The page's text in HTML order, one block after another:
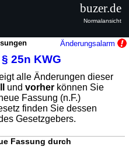
Änderungsalarm
§ 25n KWG
alle Änderungen dieser
undvorher können Sie
Fassung (n.F.)
finden Sie dessen
Gesetzgebers.
Fassung durch
buzer.de
Normalansicht